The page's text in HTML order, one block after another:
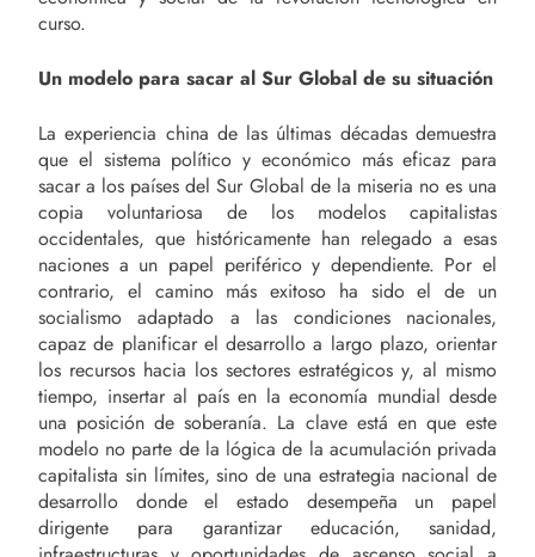
curso.
Un modelo para sacar al Sur Global de su situación
La experiencia china de las últimas décadas demuestra
que el sistema político y económico más eficaz para
sacar a los países del Sur Global de la miseria no es una
copia voluntariosa de los modelos capitalistas
occidentales, que históricamente han relegado a esas
naciones a un papel periférico y dependiente. Por el
contrario, el camino más exitoso ha sido el de un
socialismo adaptado a las condiciones nacionales,
capaz de planificar el desarrollo a largo plazo, orientar
los recursos hacia los sectores estratégicos y, al mismo
tiempo, insertar al país en la economía mundial desde
una posición de soberanía. La clave está en que este
modelo no parte de la lógica de la acumulación privada
capitalista sin límites, sino de una estrategia nacional de
desarrollo donde el estado desempeña un papel
dirigente para garantizar educación, sanidad,